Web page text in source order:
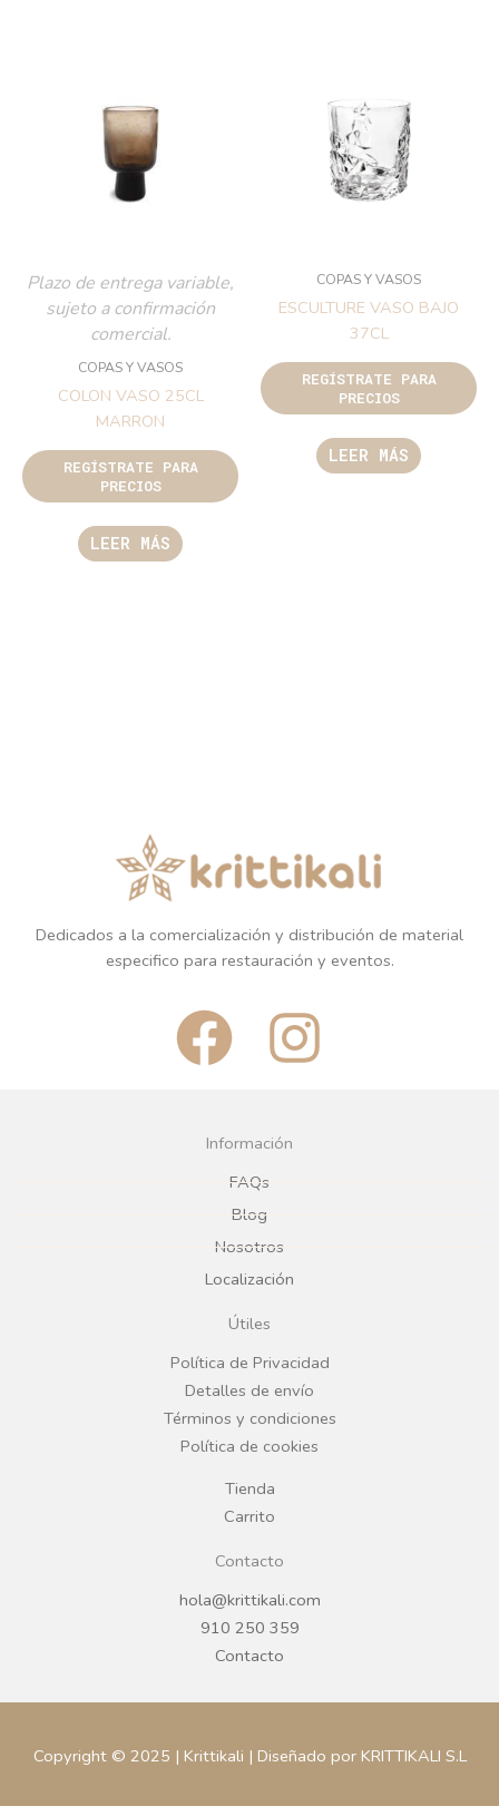
Plazo de entrega variable,
sujeto a confirmación
comercial.
COPAS Y VASOS
COLON VASO 25CL
MARRON
REGÍSTRATE PARA
PRECIOS
LEER MÁS
COPAS Y VASOS
ESCULTURE VASO BAJO
37CL
REGÍSTRATE PARA
PRECIOS
LEER MÁS
Dedicados a la comercialización y distribución de material
especifico para restauración y eventos.
F
a
c
e
b
o
o
k
I
n
g
r
a
Información
FAQs
Blog
Nosotros
Localización
Útiles
Política de Privacidad
Detalles de envío
Términos y condiciones
Política de cookies
Tienda
Carrito
Contacto
hola@krittikali.com
910 250 359
Contacto
Copyright © 2025 | Krittikali | Diseñado por KRITTIKALI S.L